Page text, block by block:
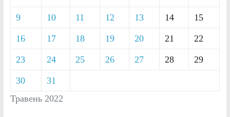
Травень 2022
9 10 11 12 13 14 15
16 17 18 19 20 21 22
23 24 25 26 27 28 29
30 31